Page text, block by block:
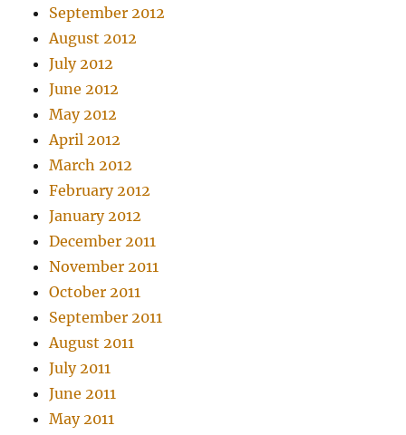
September 2012
August 2012
July 2012
June 2012
May 2012
April 2012
March 2012
February 2012
January 2012
December 2011
November 2011
October 2011
September 2011
August 2011
July 2011
June 2011
May 2011